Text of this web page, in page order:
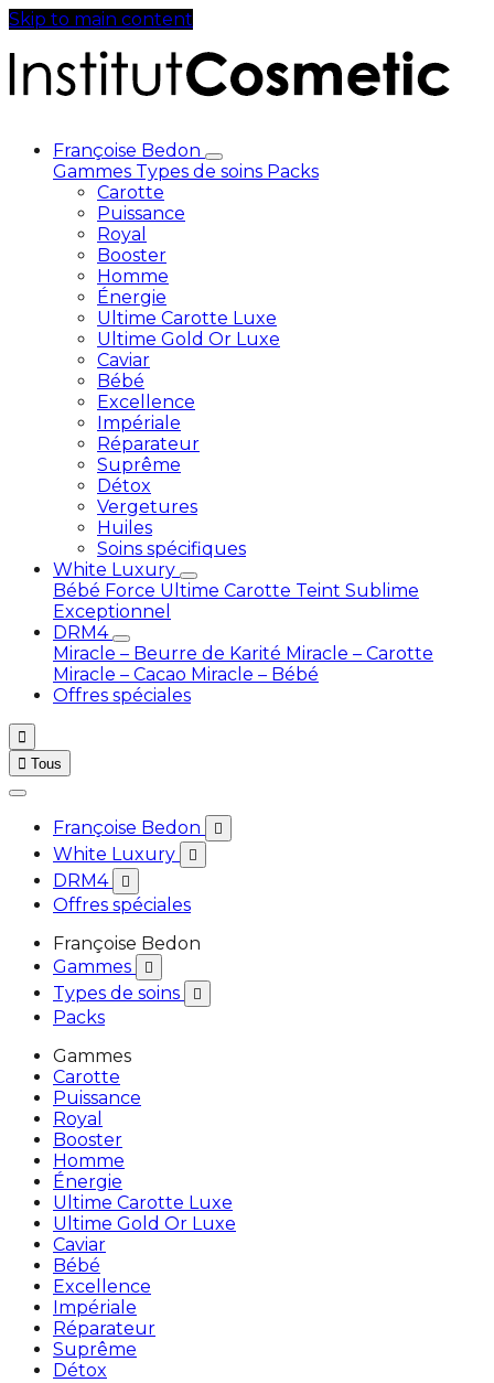
Skip to main content
Françoise Bedon
Gammes Types de soins Packs
Carotte
Puissance
Royal
Booster
Homme
Énergie
Ultime Carotte Luxe
Ultime Gold Or Luxe
Caviar
Bébé
Excellence
Impériale
Réparateur
Suprême
Détox
Vergetures
Huiles
Soins spécifiques
White Luxury
Bébé Force Ultime Carotte Teint Sublime
Exceptionnel
DRM4
Miracle – Beurre de Karité Miracle – Carotte
Miracle – Cacao Miracle – Bébé
Offres spéciales

 Tous
Françoise Bedon 
White Luxury 
DRM4 
Offres spéciales
Françoise Bedon
Gammes

Types de soins 
Packs
Gammes
Carotte
Puissance
Royal
Booster
Homme
Énergie
Ultime Carotte Luxe
Ultime Gold Or Luxe
Caviar
Bébé
Excellence
Impériale
Réparateur
Suprême
Détox